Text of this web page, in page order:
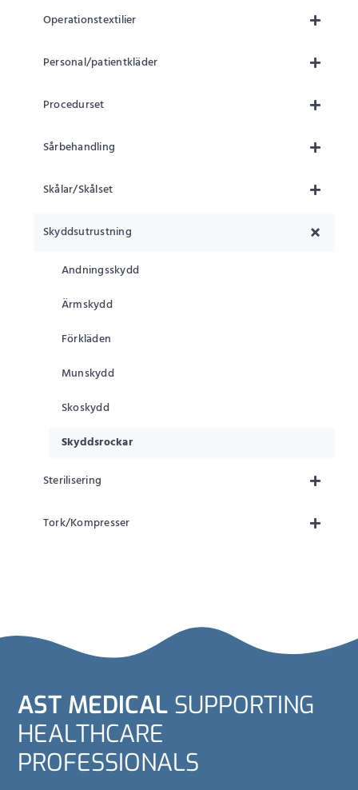
Operationstextilier
Personal/patientkläder
Procedurset
Sårbehandling
Skålar/Skålset
Skyddsutrustning
Andningsskydd
Ärmskydd
Förkläden
Munskydd
Skoskydd
Skyddsrockar
Sterilisering
Tork/Kompresser
AST MEDICAL SUPPORTING
HEALTHCARE
PROFESSIONALS